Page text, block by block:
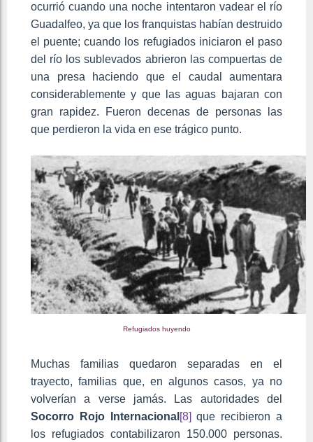
ocurrió cuando una noche intentaron vadear el río
Guadalfeo, ya que los franquistas habían destruido
el puente; cuando los refugiados iniciaron el paso
del río los sublevados abrieron las compuertas de
una presa haciendo que el caudal aumentara
considerablemente y que las aguas bajaran con
gran rapidez. Fueron decenas de personas las
que perdieron la vida en ese trágico punto.
Refugiados huyendo
Muchas familias quedaron separadas en el
trayecto, familias que, en algunos casos, ya no
volverían a verse jamás. Las autoridades del
Socorro Rojo Internacional [8] que recibieron a
los refugiados contabilizaron 150.000 personas.